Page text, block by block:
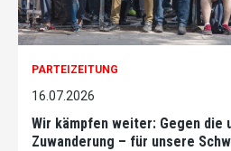
PARTEIZEITUNG
16.07.2026
Wir kämpfen weiter: Gegen die
Zuwanderung – für unsere